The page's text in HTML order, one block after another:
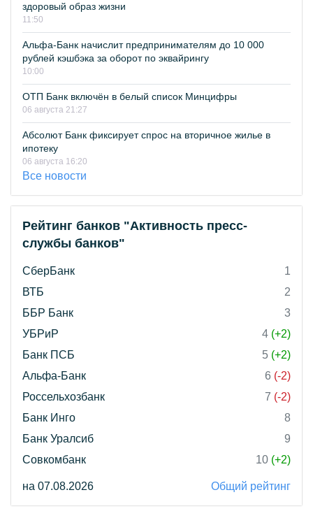
здоровый образ жизни
11:50
Альфа-Банк начислит предпринимателям до 10 000
рублей кэшбэка за оборот по эквайрингу
10:00
ОТП Банк включён в белый список Минцифры
06 августа 21:27
Абсолют Банк фиксирует спрос на вторичное жилье в
ипотеку
06 августа 16:20
Все новости
Рейтинг банков "Активность пресс-
службы банков"
СберБанк
1
ВТБ
2
ББР Банк
3
УБРиР
4 (+2)
Банк ПСБ
5 (+2)
Альфа-Банк
6 (-2)
Россельхозбанк
7 (-2)
Банк Инго
8
Банк Уралсиб
9
Совкомбанк
10 (+2)
на 07.08.2026 Общий рейтинг